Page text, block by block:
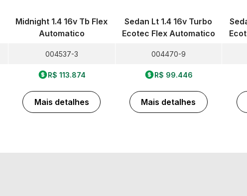
Midnight 1.4 16v Tb Flex
Automatico
004537-3
R$ 113.874
Mais detalhes
Sedan Lt 1.4 16v Turbo
Ecotec Flex Automatico
004470-9
R$ 99.446
Mais detalhes